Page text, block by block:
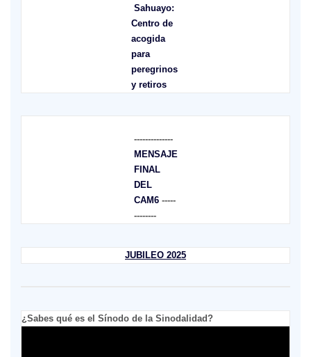
Sahuayo:
Centro de
acogida
para
peregrinos
y retiros
--------------
MENSAJE
FINAL
DEL
CAM6-----
--------
JUBILEO 2025
¿Sabes qué es el Sínodo de la Sinodalidad?